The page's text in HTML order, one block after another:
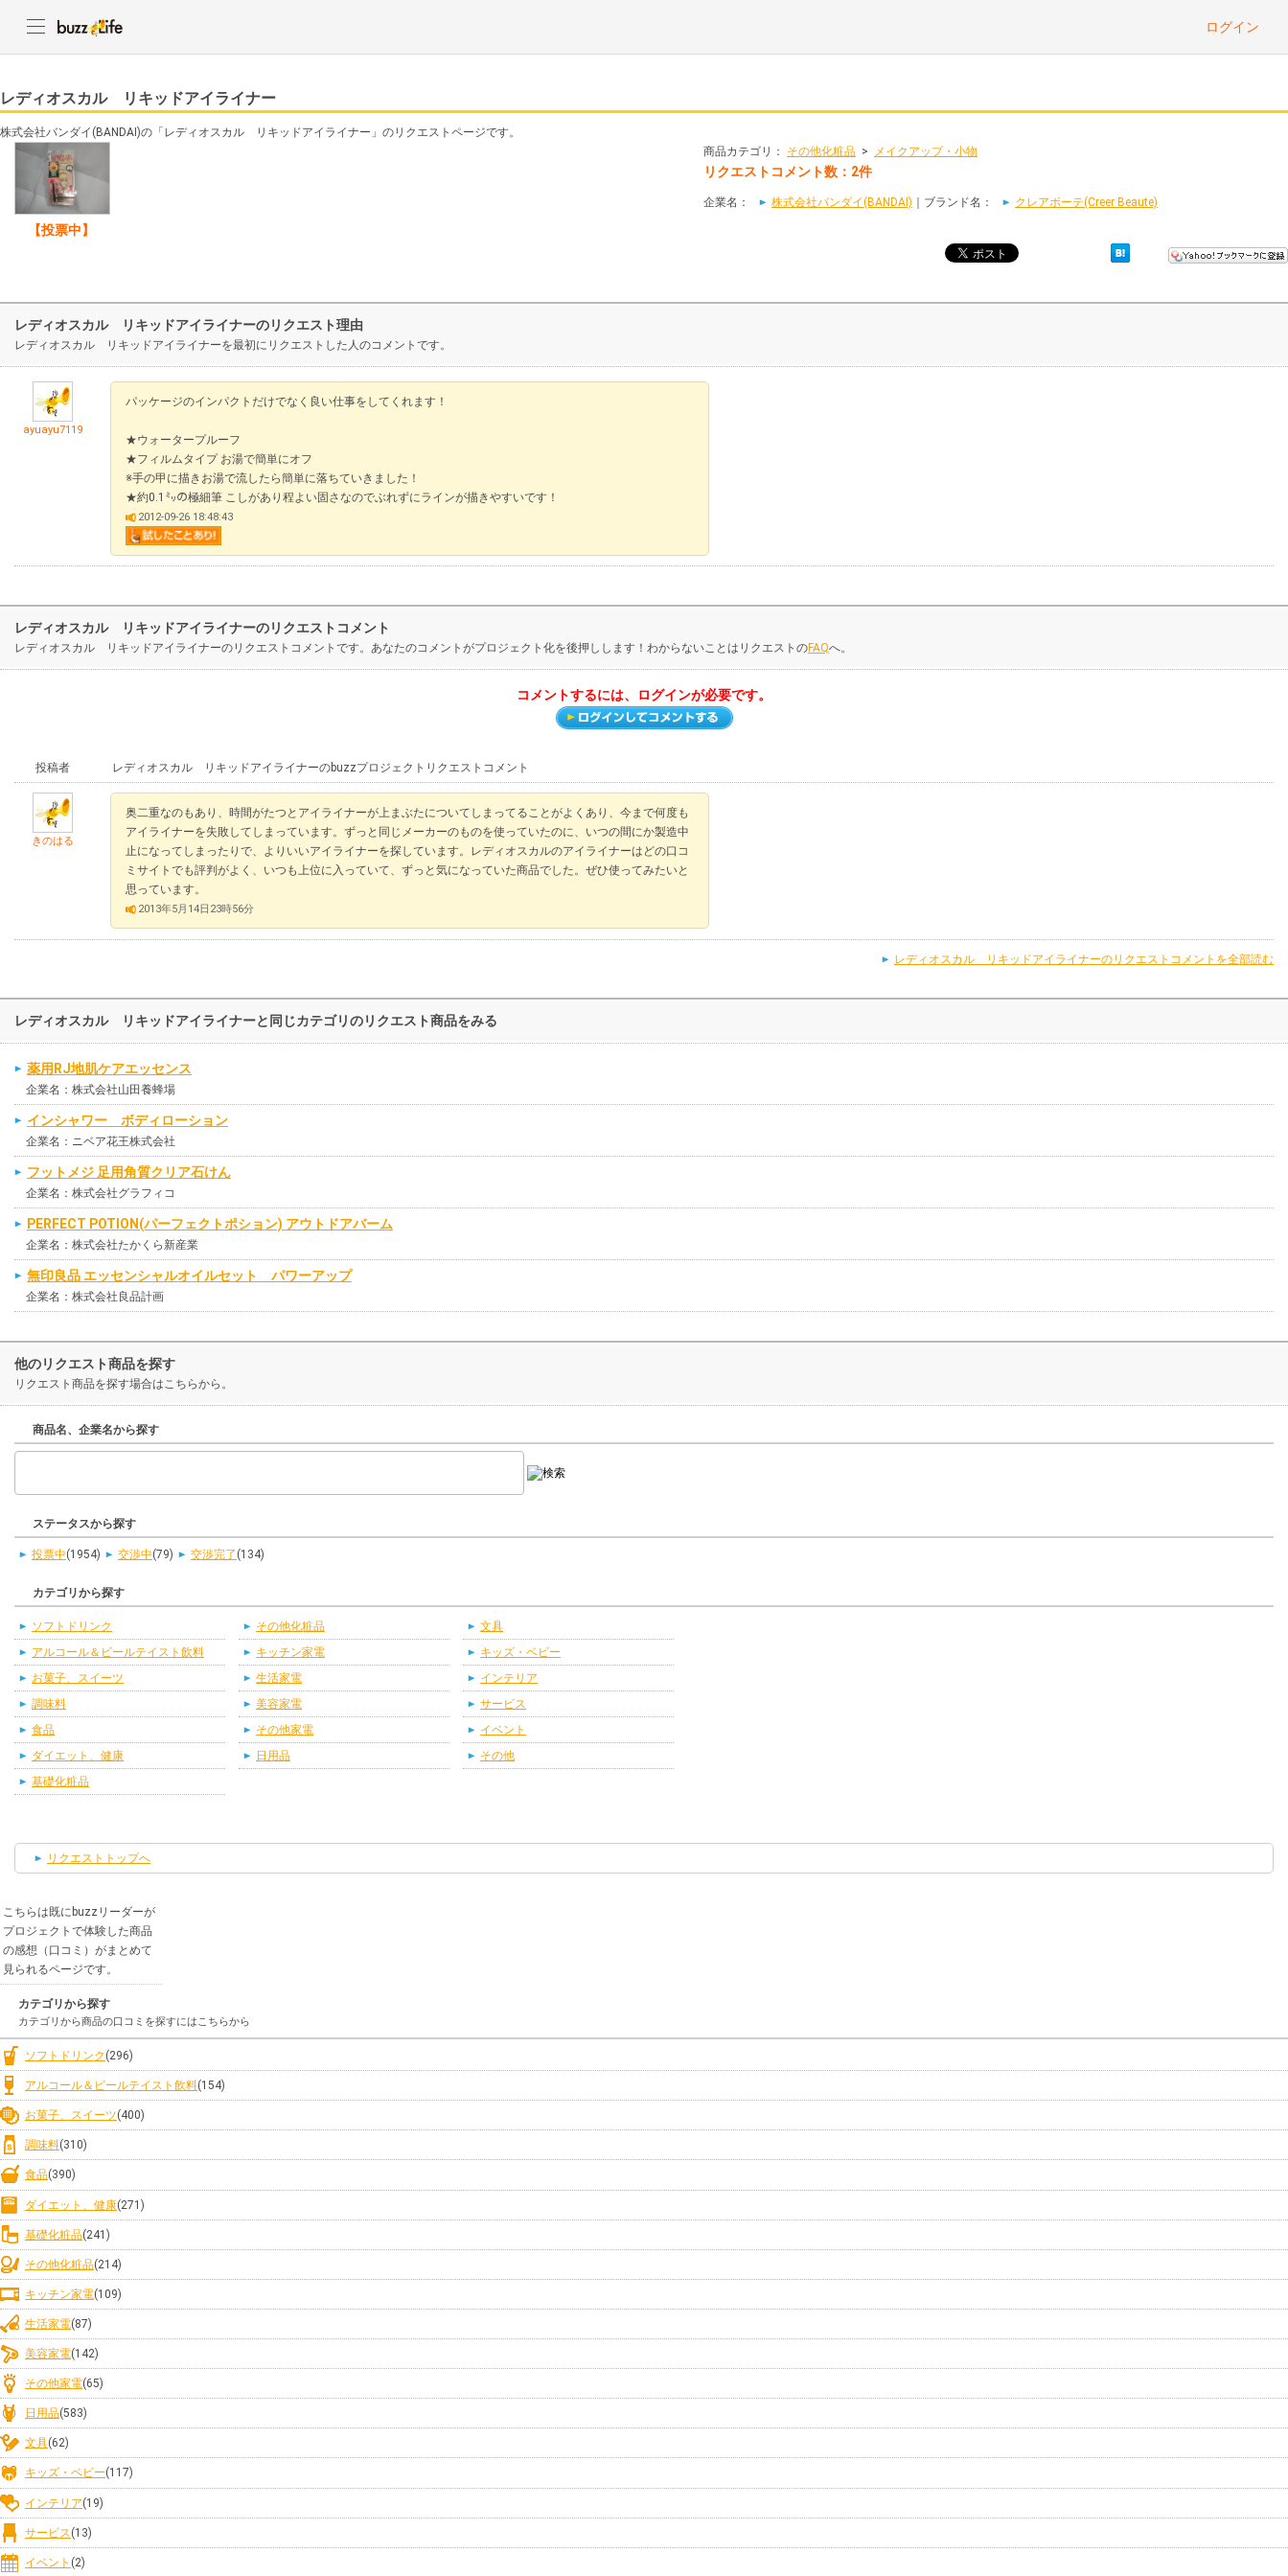
ログイン
レディオスカル リキッドアイライナー
株式会社バンダイ(BANDAI)の「レディオスカル リキッドアイライナー」のリクエストページです。
【投票中】
商品カテゴリ： その他化粧品 > メイクアップ・小物
リクエストコメント数：2件
企業名： 株式会社バンダイ(BANDAI) ｜ブランド名： クレアボーテ(Creer Beaute)
レディオスカル リキッドアイライナーのリクエスト理由
レディオスカル リキッドアイライナーを最初にリクエストした人のコメントです。
ayuayu7119
パッケージのインパクトだけでなく良い仕事をしてくれます！
★ウォータープルーフ
★フィルムタイプ お湯で簡単にオフ
※手の甲に描きお湯で流したら簡単に落ちていきました！
★約0.1㍉の極細筆 こしがあり程よい固さなのでぶれずにラインが描きやすいです！
2012-09-26 18:48:43
レディオスカル リキッドアイライナーのリクエストコメント
レディオスカル リキッドアイライナーのリクエストコメントです。あなたのコメントがプロジェクト化を後押しします！わからないことはリクエストのFAQへ。
コメントするには、ログインが必要です。
投稿者 レディオスカル リキッドアイライナーのbuzzプロジェクトリクエストコメント
きのはる
奥二重なのもあり、時間がたつとアイライナーが上まぶたについてしまってることがよくあり、今まで何度も
アイライナーを失敗してしまっています。ずっと同じメーカーのものを使っていたのに、いつの間にか製造中
止になってしまったりで、よりいいアイライナーを探しています。レディオスカルのアイライナーはどの口コ
ミサイトでも評判がよく、いつも上位に入っていて、ずっと気になっていた商品でした。ぜひ使ってみたいと
思っています。
2013年5月14日23時56分
レディオスカル リキッドアイライナーのリクエストコメントを全部読む
レディオスカル リキッドアイライナーと同じカテゴリのリクエスト商品をみる
薬用RJ地肌ケアエッセンス
企業名：株式会社山田養蜂場
インシャワー ボディローション
企業名：ニベア花王株式会社
フットメジ 足用角質クリア石けん
企業名：株式会社グラフィコ
PERFECT POTION(パーフェクトポション) アウトドアバーム
企業名：株式会社たかくら新産業
無印良品 エッセンシャルオイルセット パワーアップ
企業名：株式会社良品計画
他のリクエスト商品を探す
リクエスト商品を探す場合はこちらから。
商品名、企業名から探す
ステータスから探す
投票中(1954) 交渉中(79) 交渉完了 (134)
カテゴリから探す
ソフトドリンク
アルコール＆ビールテイスト飲料
お菓子、スイーツ
調味料
食品
ダイエット、健康
基礎化粧品
その他化粧品
キッチン家電
生活家電
美容家電
その他家電
日用品
文具
キッズ・ベビー
インテリア
サービス
イベント
その他
リクエストトップへ
こちらは既にbuzzリーダーが
プロジェクトで体験した商品
の感想（口コミ）がまとめて
見られるページです。
カテゴリから探す
カテゴリから商品の口コミを探すにはこちらから
ソフトドリンク (296)
アルコール＆ビールテイスト飲料(154)
お菓子、スイーツ(400)
調味料(310)
食品(390)
ダイエット、健康(271)
基礎化粧品(241)
その他化粧品(214)
キッチン家電(109)
生活家電(87)
美容家電(142)
その他家電(65)
日用品(583)
文具(62)
キッズ・ベビー(117)
インテリア(19)
サービス (13)
イベント (2)